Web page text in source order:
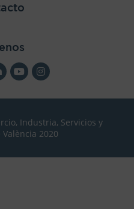
Industria, Servicios y
2020